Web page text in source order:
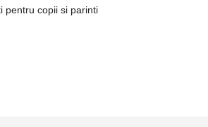
pentru copii si parinti